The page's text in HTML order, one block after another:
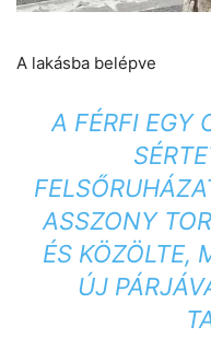
A lakásba belépve
A FÉRFI EGY
ASSZONY
ÉS KÖZÖLTE,
ÚJ